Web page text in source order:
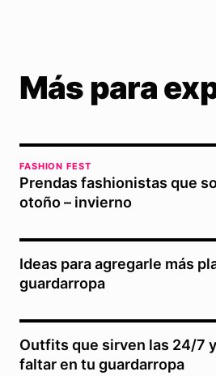
Más para
FASHION FEST
Prendas fashionistas que
otoño – invierno
Ideas para agregarle más
guardarropa
Outfits que sirven las 24/7
faltar en tu guardarropa